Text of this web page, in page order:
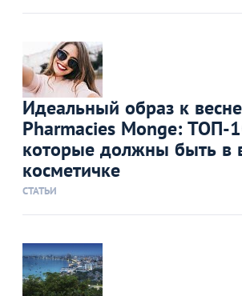
Идеальный образ к
Pharmacies Monge: ТОП-
которые должны быть в
косметичке
СТАТЬИ